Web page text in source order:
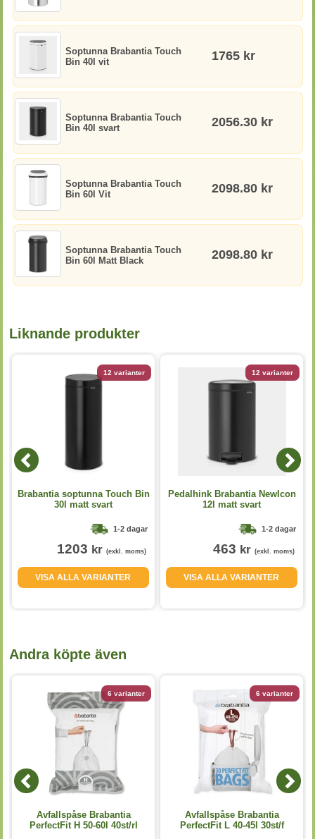
Soptunna Brabantia Touch
Bin 40l vit
1765 kr
Soptunna Brabantia Touch
Bin 40l svart
2056.30 kr
Soptunna Brabantia Touch
Bin 60l Vit
2098.80 kr
Soptunna Brabantia Touch
Bin 60l Matt Black
2098.80 kr
Liknande produkter
12 varianter
Brabantia soptunna Touch Bin
30l matt svart
1-2 dagar
1203 kr (exkl. moms)
VISA ALLA VARIANTER
12 varianter
Pedalhink Brabantia NewIcon
12l matt svart
1-2 dagar
463 kr (exkl. moms)
VISA ALLA VARIANTER
Andra köpte även
6 varianter
Avfallspåse Brabantia
PerfectFit H 50-60l 40st/rl
6 varianter
Avfallspåse Brabantia
PerfectFit L 40-45l 30st/f